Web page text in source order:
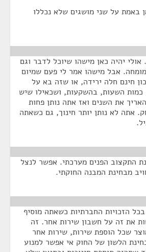
באמת על שני מושגים שלא נכללו
יהיה כאן מישהו שיוכל לדבר וגם
אבל מישהו אמר לי פעם שמיום
חינם חלה ירידה, או שזה בא על
כמות השעות, בהשקעות, ושכאילו שיש
את השנים ואז אתה נותן פחות
אתה לא נותן יותר חינוך, גם כשאתה
התקצוב הפנים מערכתי. אפשר לנצל
מבחינת המבנה החוקתי.
הזכויות החברתיות כשאתה מוסיף
את זה על חשבון שירות אחר. זה
שכל הוספת שירות, שירות אחר
הלשון של החוק אי אפשר למנוע